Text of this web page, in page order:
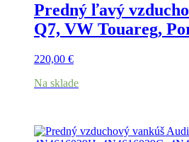
Predný ľavý
Q7, VW Touareg,
220,00 €
Na sklade